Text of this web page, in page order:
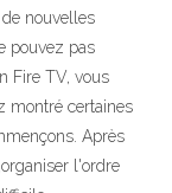
nouvelles
pouvez pas
Fire TV, vous
montré certaines
Après
l'ordre